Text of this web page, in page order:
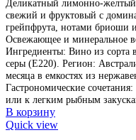
Деликатный лимонно-желтый
свежий и фруктовый с
грейпфрута, нотами бриоши
Освежающее и минеральное
Ингредиенты: Вино из сорта
серы (Е220). Регион:
месяца в емкостях из
Гастрономические
или к легким рыбным
В корзину
Quick view